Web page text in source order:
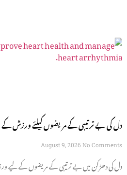
دل کی بے ترتیبی کے مریضوں کیلئے ورزش کے
August 9, 2026 No Comments
دل کی دھڑکن میں بے ترتیبی کے مریضوں کے لیے